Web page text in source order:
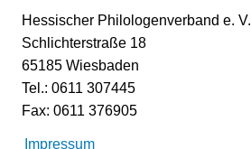
Hessischer Philologenverband e. V.
Schlichterstraße 18
65185 Wiesbaden
Tel.: 0611 307445
Fax: 0611 376905
Impressum